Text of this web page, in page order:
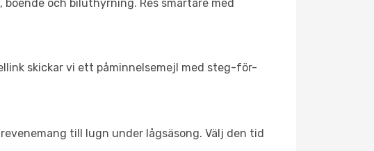
och biluthyrning. Res smartare med
skickar vi ett påminnelsemejl med steg-för-
till lugn under lågsäsong. Välj den tid